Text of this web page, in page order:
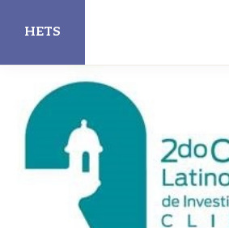
main
content
HETS
Educational
Technology